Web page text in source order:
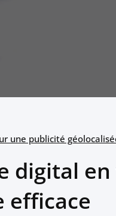
une publicité
digital
efficace